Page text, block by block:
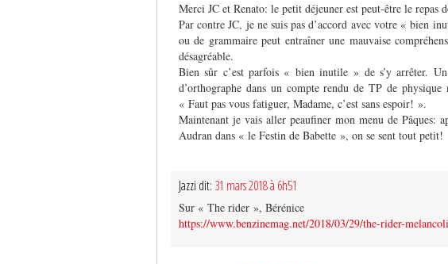
Merci JC et Renato: le petit déjeuner est peut-être le repas
Par contre JC, je ne suis pas d’accord avec votre « bien
ou de grammaire peut entraîner une mauvaise
désagréable.
Bien sûr c’est parfois « bien inutile » de s’y arrêter.
d’orthographe dans un compte rendu de TP de
« Faut pas vous fatiguer, Madame, c’est sans espoir! ».
Maintenant je vais aller peaufiner mon menu de Pâques:
Audran dans « le Festin de Babette », on se sent tout petit!
Jazzi dit: 31 mars 2018 à 6h51
Sur « The rider », Bérénice
https://www.benzinemag.net/2018/03/29/the-rider-